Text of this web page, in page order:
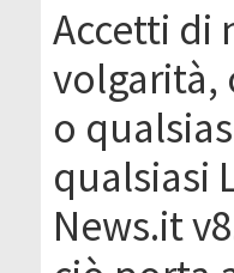
Accetti di
volgarità,
o
qualsiasi
News.it